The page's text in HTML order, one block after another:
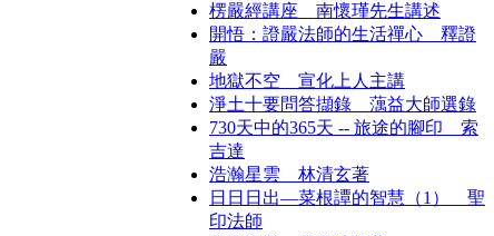
楞嚴經講座 南懷瑾先生講述
開悟：證嚴法師的生活禪心 釋證
嚴
地獄不空 宣化上人主講
淨土十要問答擷錄 蕅益大師選錄
730天中的365天 -- 旅途的腳印 索
吉達
浩瀚星雲 林清玄著
日日日出—菜根譚的智慧（1） 聖
印法師